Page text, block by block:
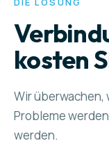
kosten
Wir überwachen,
Probleme
werden.